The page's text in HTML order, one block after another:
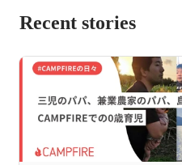
Recent stories